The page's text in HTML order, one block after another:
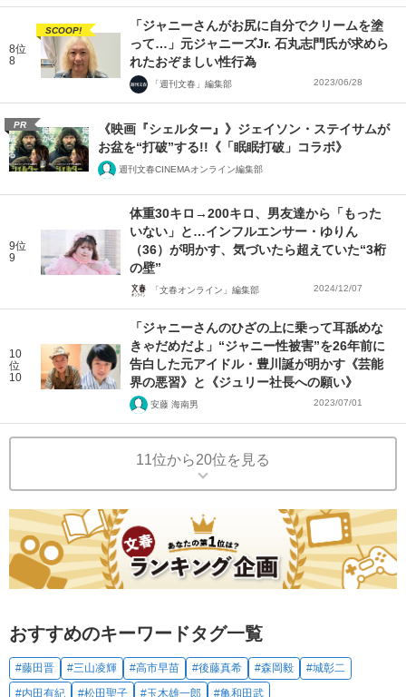
8位
8
SCOOP!
「ジャニーさんがお尻に自分でクリームを塗
って…」元ジャニーズJr. 石丸志門氏が求めら
れたおぞましい性行為
「週刊文春」編集部 2023/06/28
PR
《映画『シェルター』》ジェイソン・ステイサムが
お盆を“打破”する!!《「眠眠打破」コラボ》
週刊文春CINEMAオンライン編集部
9位
9
体重30キロ→200キロ、男友達から「もった
いない」と…インフルエンサー・ゆりん
（36）が明かす、気づいたら超えていた“3桁
の壁”
「文春オンライン」編集部 2024/12/07
10
位
10
「ジャニーさんのひざの上に乗って耳舐めな
きゃだめだよ」“ジャニー性被害”を26年前に
告白した元アイドル・豊川誕が明かす《芸能
界の悪習》と《ジュリー社長への願い》
安藤 海南男 2023/07/01
11位から20位を見る
おすすめのキーワードタグ一覧
#藤田晋 #三山凌輝 #高市早苗 #後藤真希 #森岡毅
#城彰二
#内田有紀
#松田聖子 #玉木雄一郎 #亀和田武